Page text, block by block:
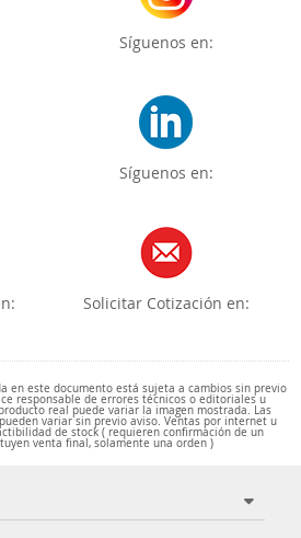
Síguenos en:
Síguenos en:
Solicitar Cotización en:
en este documento está sujeta a cambios sin previo
responsable de errores técnicos o editoriales u
real puede variar la imagen mostrada. Las
variar sin previo aviso. Ventas por internet u
de stock ( requieren confirmación de un
venta final, solamente una orden )